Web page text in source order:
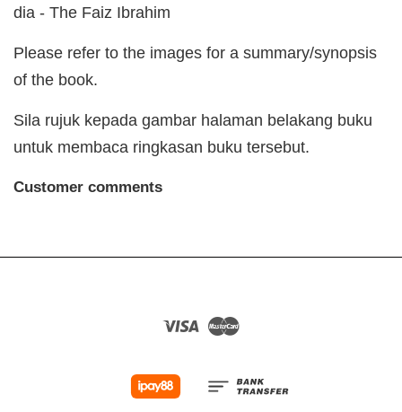
dia - The Faiz Ibrahim
Please refer to the images for a summary/synopsis
of the book.
Sila rujuk kepada gambar halaman belakang buku
untuk membaca ringkasan buku tersebut.
Customer comments
Visa